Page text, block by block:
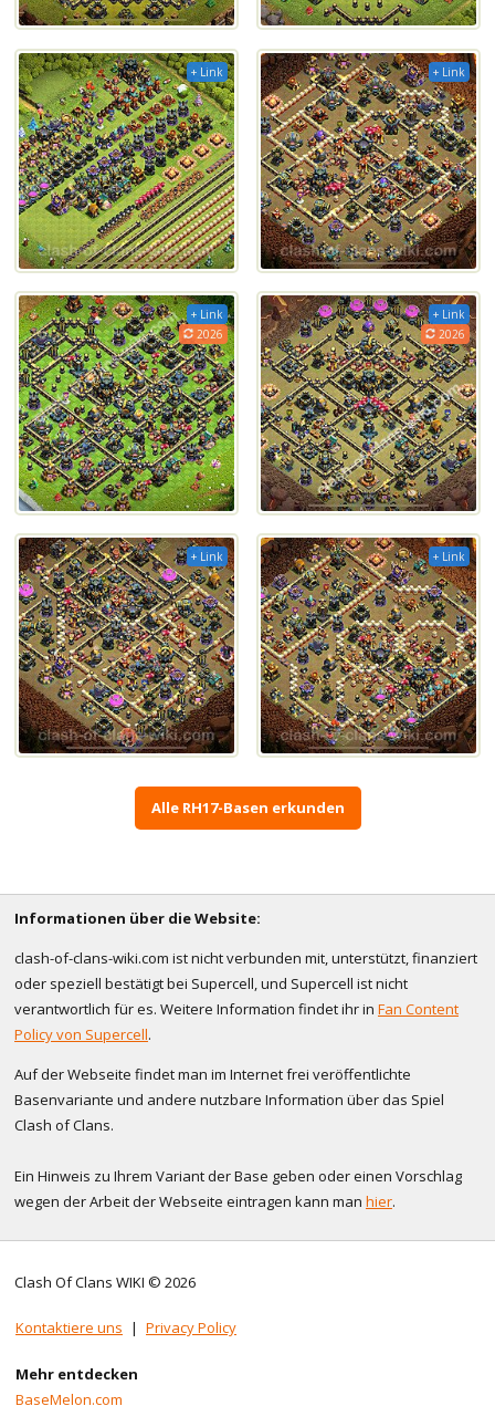
+ Link + Link
+ Link
2026
+ Link
2026
+ Link + Link
Alle RH17-Basen erkunden
Informationen über die Website:
clash-of-clans-wiki.com ist nicht verbunden mit, unterstützt, finanziert
oder speziell bestätigt bei Supercell, und Supercell ist nicht
verantwortlich für es. Weitere Information findet ihr in Fan Content
Policy von Supercell.
Auf der Webseite findet man im Internet frei veröffentlichte
Basenvariante und andere nutzbare Information über das Spiel
Clash of Clans.
Ein Hinweis zu Ihrem Variant der Base geben oder einen Vorschlag
wegen der Arbeit der Webseite eintragen kann man hier.
Clash Of Clans WIKI © 2026
Kontaktiere uns | Privacy Policy
Mehr entdecken
BaseMelon.com